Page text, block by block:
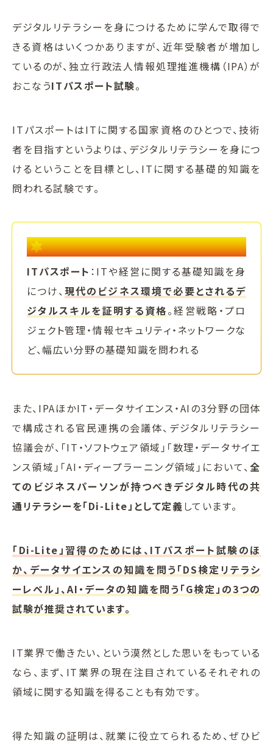
デジタルリテラシーを身につけるために学んで取得で
きる資格はいくつかありますが、近年受験者が増加し
ているのが、独立行政法人情報処理推進機構（IPA）が
おこなうITパスポート試験。
ITパスポートはITに関する国家資格のひとつで、技術
者を目指すというよりは、デジタルリテラシーを身につ
けるということを目標とし、ITに関する基礎的知識を
問われる試験です。
POINT
ITパスポート ：ITや経営に関する基礎知識を身
につけ、 現代のビジネス環境で必要とされるデ
ジタルスキルを証明する資格。経営戦略・プロ
ジェクト管理・情報セキュリティ・ネットワークな
ど、幅広い分野の基礎知識を問われる
また、IPAほかIT・データサイエンス・AIの3分野の団体
で構成される官民連携の会議体、デジタルリテラシー
協議会が、「IT・ソフトウェア領域」「数理・データサイエ
ンス領域」「AI・ディープラーニング領域」において、全
てのビジネスパーソンが持つべきデジタル時代の共
通リテラシーを「Di-Lite」として定義しています。
「Di-Lite」習得のためには、ITパスポート試験のほ
か、データサイエンスの知識を問う「DS検定リテラシ
ーレベル」、AI・データの知識を問う「G検定」の3つの
試験が推奨されています。
IT業界で働きたい、という漠然とした思いをもっている
なら、まず、IT業界の現在注目されているそれぞれの
領域に関する知識を得ることも有効です。
得た知識の証明は、就業に役立てられるため、ぜひビ